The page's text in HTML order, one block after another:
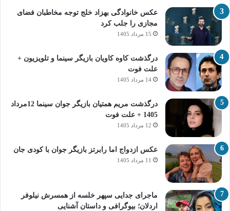
عکس خانوادگی بهزاد خلج توجه مخاطبان فضای
مجازی را جلب کرد
15 مرداد 1405
درگذشت کاوه کاویان بازیگر سینما و تلویزیون +
علت فوت
14 مرداد 1405
درگذشت مریم همتیان بازیگر جوان سینما 12مرداد
1405 + علت فوت
12 مرداد 1405
عکس ازدواج اما رابرتز بازیگر جوان با کودی جان
11 مرداد 1405
ماجرای جدایی سپهر خلسه از همسرش نیلوفر
اردلان؛ بیوگرافی و داستان آشنایی